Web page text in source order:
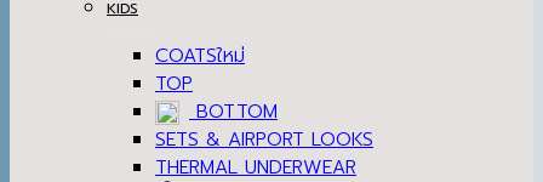
KIDS
COATS
TOP
BOTTOM
SETS & AIRPORT LOOKS
THERMAL UNDERWEAR